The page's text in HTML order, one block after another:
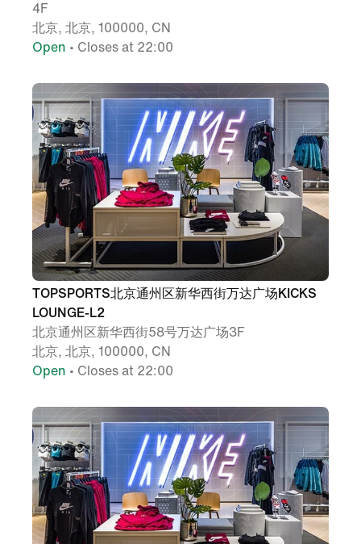
4F
北京, 北京, 100000, CN
Open • Closes at 22:00
TOPSPORTS北京通州区新华西街万达广场KICKS
LOUNGE-L2
北京通州区新华西街58号万达广场3F
北京, 北京, 100000, CN
Open • Closes at 22:00